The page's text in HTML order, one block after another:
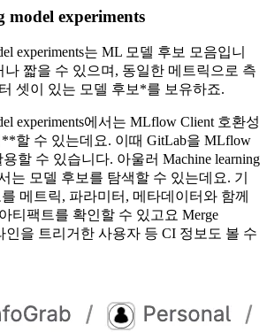
model experiments
experiments는 ML 모델 후보 모음입니
나 짧을 수 있으며, 동일한 메트릭으로 측
셋이 있는 모델 후보*를 보유하죠.
experiments에서는 MLflow Client 호환성
할 수 있는데요. 이때 GitLab을 MLflow
할 수 있습니다. 아울러 Machine learning
는 모델 후보를 탐색할 수 있는데요. 기
메트릭, 파라미터, 메타데이터와 함께
티팩트를 확인할 수 있고요 Merge
인을 트리거한 사용자 등 CI 정보도 볼 수